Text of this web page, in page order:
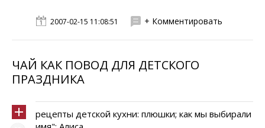
2007-02-15 11:08:51 + Комментировать
ЧАЙ КАК ПОВОД ДЛЯ ДЕТСКОГО
ПРАЗДНИКА
рецепты детской кухни: плюшки; как мы выбирали